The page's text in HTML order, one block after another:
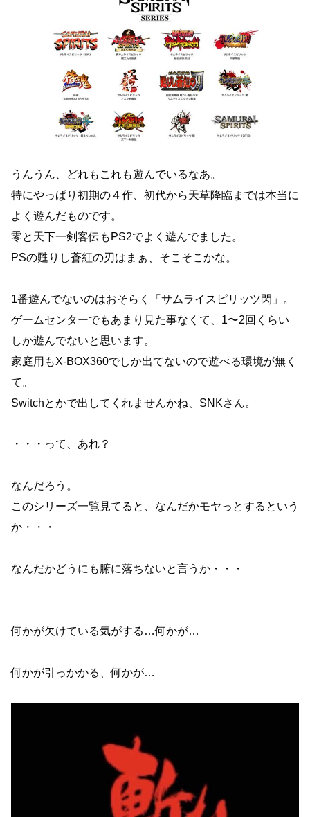
うんうん、どれもこれも遊んでいるなあ。
特にやっぱり初期の４作、初代から天草降臨までは本当に
よく遊んだものです。
零と天下一剣客伝もPS2でよく遊んでました。
PSの甦りし蒼紅の刃はまぁ、そこそこかな。
1番遊んでないのはおそらく「サムライスピリッツ閃」。
ゲームセンターでもあまり見た事なくて、1〜2回くらい
しか遊んでないと思います。
家庭用もX-BOX360でしか出てないので遊べる環境が無く
て。
Switchとかで出してくれませんかね、SNKさん。
・・・って、あれ？
なんだろう。
このシリーズ一覧見てると、なんだかモヤっとするという
か・・・
なんだかどうにも腑に落ちないと言うか・・・
何かが欠けている気がする…何かが…
何かが引っかかる、何かが…